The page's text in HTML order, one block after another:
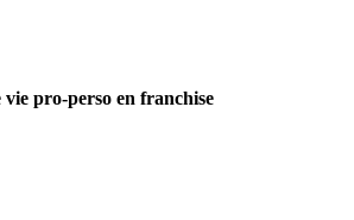
pro-perso en franchise